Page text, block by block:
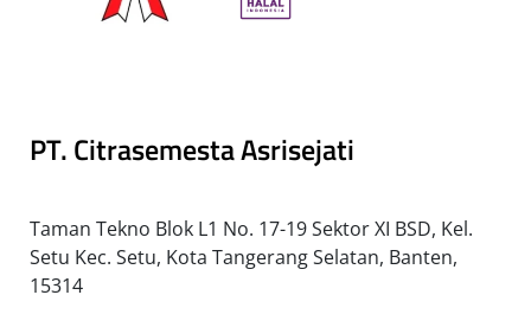
PT. Citrasemesta Asrisejati
Taman Tekno Blok L1 No. 17-19 Sektor XI BSD, Kel.
Setu Kec. Setu, Kota Tangerang Selatan, Banten,
15314